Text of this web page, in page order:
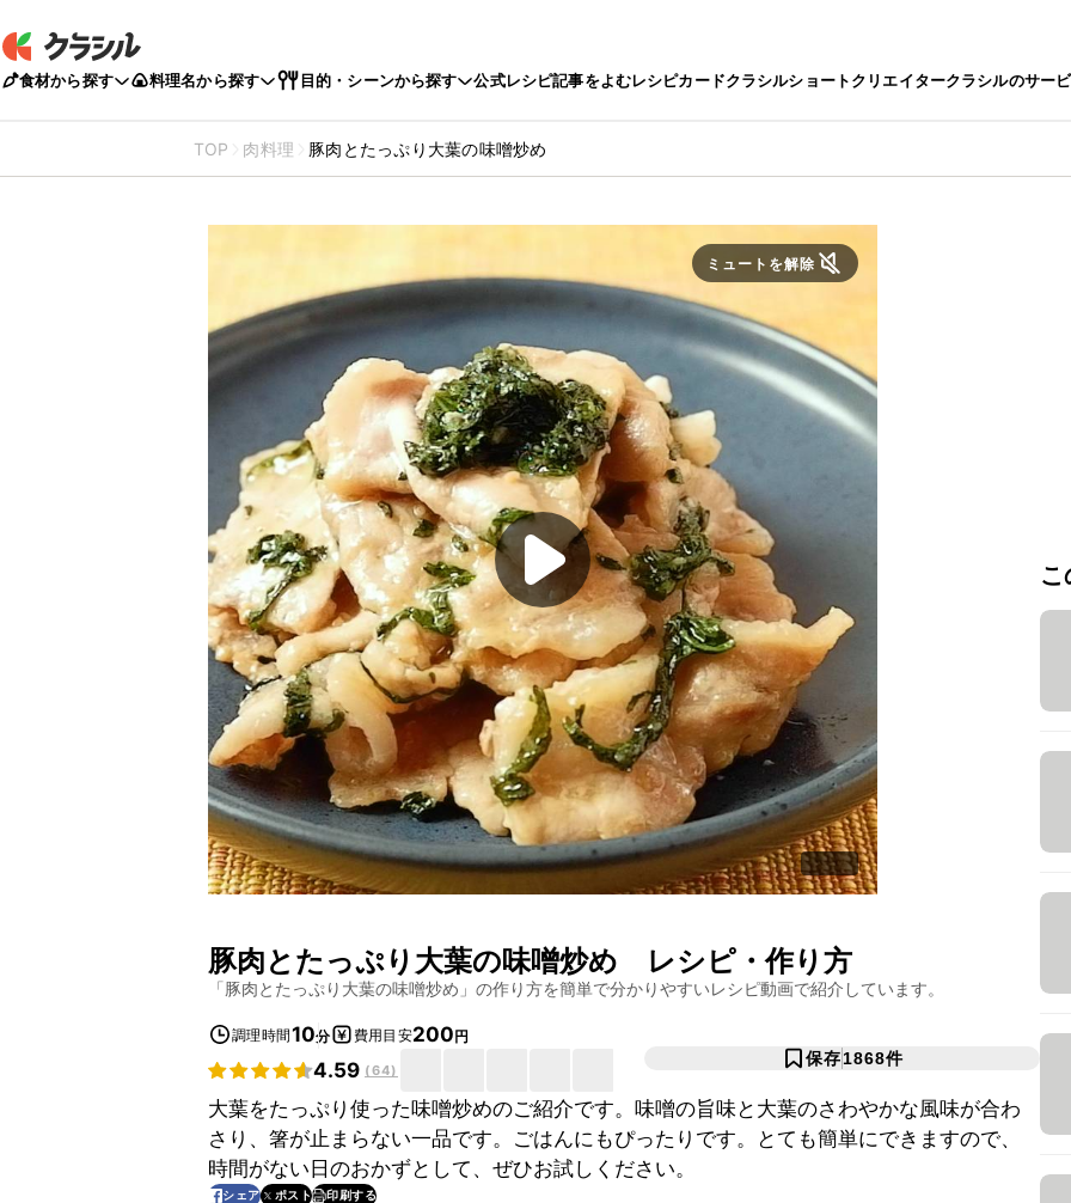
食材から探す 料理名から探す 目的・シーンから探す 公式レシピ記事をよむレシピカードクラシルショートクリエイタークラシルのサー
TOP 肉料理 豚肉とたっぷり大葉の味噌炒め
ミュートを解除
豚肉とたっぷり大葉の味噌炒め レシピ・作り方
「豚肉とたっぷり大葉の味噌炒め 」の作り方を簡単で分かりやすいレシピ動画で紹介しています。
調理時間10分 費用目安200円
4.59 (64)
保存1868件
大葉をたっぷり使った味噌炒めのご紹介です。味噌の旨味と大葉のさわやかな風味が合わ
さり、箸が止まらない一品です。ごはんにもぴったりです。とても簡単にできますので、
時間がない日のおかずとして、ぜひお試しください。
シェア ポスト 印刷する